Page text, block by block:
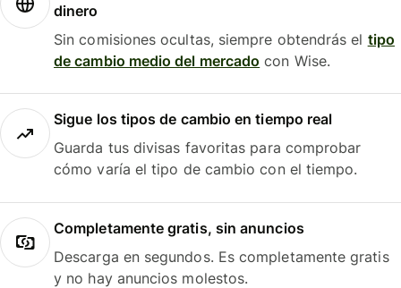
dinero
Sin comisiones ocultas, siempre obtendrás el tipo
de cambio medio del mercado con Wise.
Sigue los tipos de cambio en tiempo real
Guarda tus divisas favoritas para comprobar
cómo varía el tipo de cambio con el tiempo.
Completamente gratis, sin anuncios
Descarga en segundos. Es completamente gratis
y no hay anuncios molestos.